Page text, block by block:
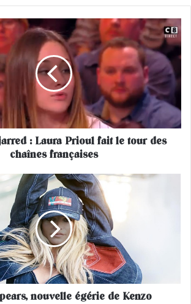
: Laura Prioul fait le tour des
chaînes françaises
nouvelle égérie de Kenzo